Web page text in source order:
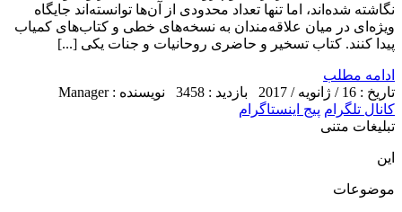
نگاشته شده‌اند، اما تنها تعداد محدودی از آن‌ها توانسته‌اند جایگاه
ویژه‌ای در میان علاقه‌مندان به نسخه‌های خطی و کتاب‌های کمیاب
پیدا کنند. کتاب تسخیر و حاضری روحانیات و جنات یکی [...]
ادامه مطلب
تاریخ : 16 / ژانویه / 2017
بازدید : 3458
نویسنده : Manager
کانال تلگرام پیج اینستاگرام
تبلیغات متنی
این
موضوعات